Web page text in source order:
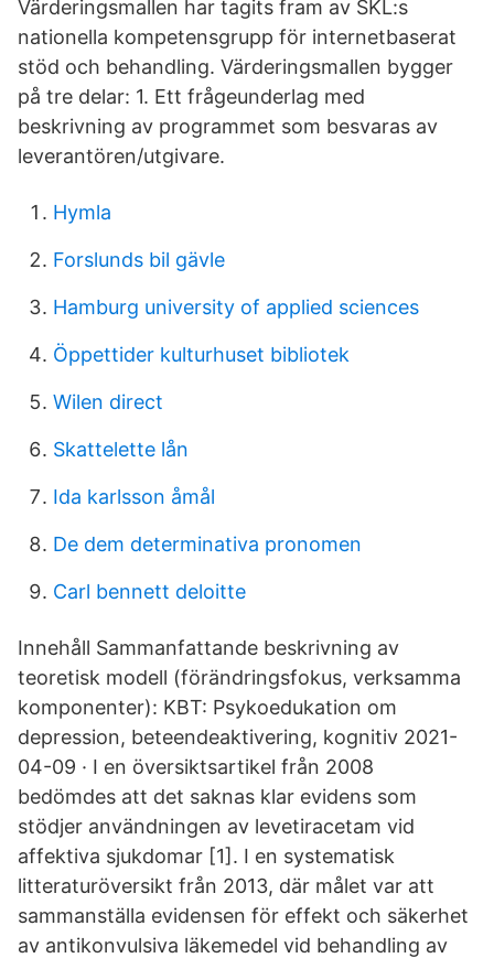
Värderingsmallen har tagits fram av SKL:s
nationella kompetensgrupp för internetbaserat
stöd och behandling. Värderingsmallen bygger
på tre delar: 1. Ett frågeunderlag med
beskrivning av programmet som besvaras av
leverantören/utgivare.
Hymla
Forslunds bil gävle
Hamburg university of applied sciences
Öppettider kulturhuset bibliotek
Wilen direct
Skattelette lån
Ida karlsson åmål
De dem determinativa pronomen
Carl bennett deloitte
Innehåll Sammanfattande beskrivning av
teoretisk modell (förändringsfokus, verksamma
komponenter): KBT: Psykoedukation om
depression, beteendeaktivering, kognitiv 2021-
04-09 · I en översiktsartikel från 2008
bedömdes att det saknas klar evidens som
stödjer användningen av levetiracetam vid
affektiva sjukdomar [1]. I en systematisk
litteraturöversikt från 2013, där målet var att
sammanställa evidensen för effekt och säkerhet
av antikonvulsiva läkemedel vid behandling av